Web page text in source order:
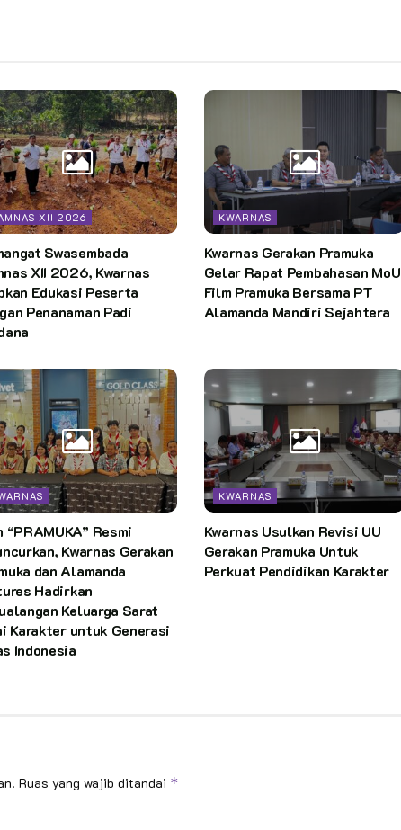
XII 2026
Swasembada
XII 2026, Kwarnas
Edukasi Peserta
Penanaman Padi
KWARNAS
Kwarnas Gerakan Pramuka
Gelar Rapat Pembahasan MoU
Film Pramuka Bersama PT
Alamanda Mandiri Sejahtera
“PRAMUKA” Resmi
Kwarnas Gerakan
dan Alamanda
Hadirkan
Keluarga Sarat
Karakter untuk Generasi
Indonesia
KWARNAS
Kwarnas Usulkan Revisi UU
Gerakan Pramuka Untuk
Perkuat Pendidikan Karakter
Ruas yang wajib ditandai *